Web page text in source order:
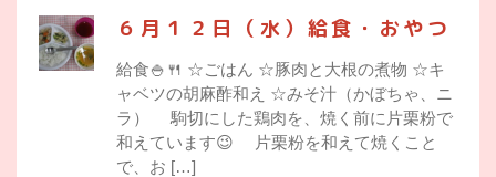
６月１２日（水）給食・おやつ
給食🍚🍴 ☆ごはん ☆豚肉と大根の煮物 ☆キ
ャベツの胡麻酢和え ☆みそ汁（かぼちゃ、ニ
ラ） 駒切にした鶏肉を、焼く前に片栗粉で
和えています😉 片栗粉を和えて焼くこと
で、お […]